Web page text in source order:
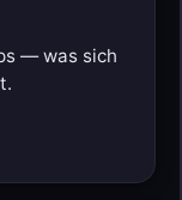
— was sich